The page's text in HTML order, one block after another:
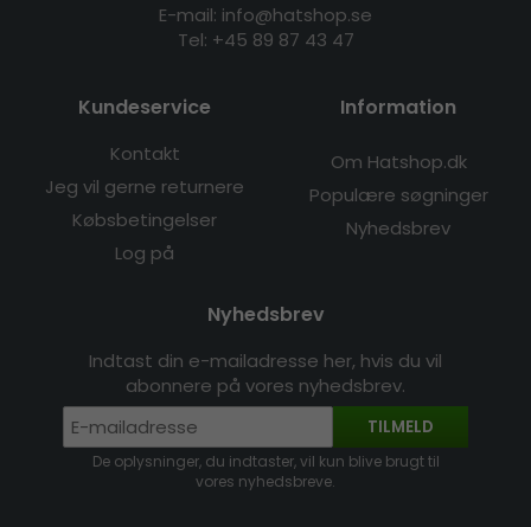
E-mail: info@hatshop.se
Tel: +45 89 87 43 47
Kundeservice
Kontakt
Jeg vil gerne returnere
Købsbetingelser
Log på
Information
Om Hatshop.dk
Populære søgninger
Nyhedsbrev
Nyhedsbrev
Indtast din e-mailadresse her, hvis du vil
abonnere på vores nyhedsbrev.
TILMELD
De oplysninger, du indtaster, vil kun blive brugt til
vores nyhedsbreve.